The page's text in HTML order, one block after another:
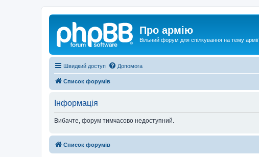
Про армію
Вільний форум для спілкування на тему армії
Швидкий доступ Допомога
Список форумів
Інформація
Вибачте, форум тимчасово недоступний.
Список форумів